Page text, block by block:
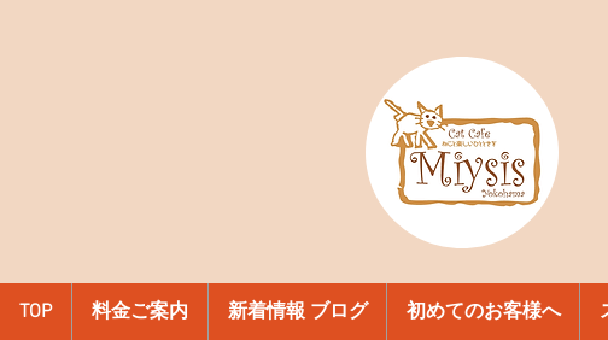
TOP 料金ご案内 新着情報 ブログ 初めてのお客様へ